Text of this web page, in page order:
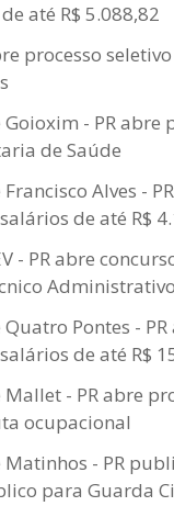
até R$ 5.088,82
processo
- PR abre
de Saúde
Alves -
de até R$
- PR abre
Pontes -
de até R$
- PR abre
ocupacional
- PR
para Guarda